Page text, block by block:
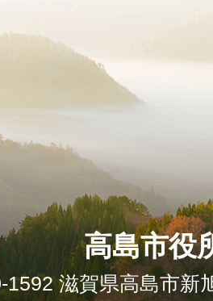
高島市役
1592 滋賀県高島市新